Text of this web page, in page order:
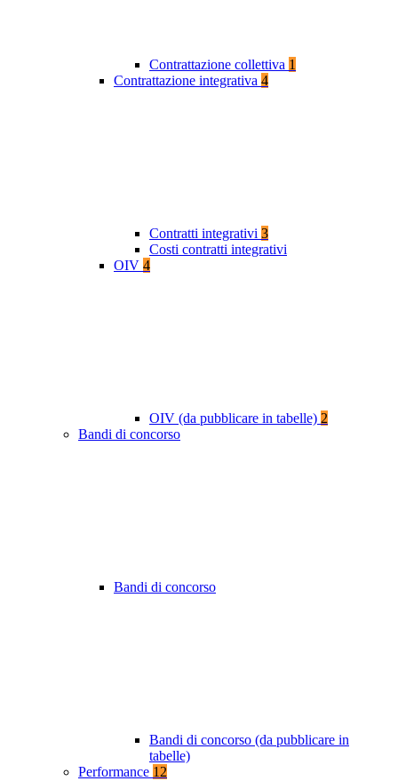
Contrattazione collettiva 1
Contrattazione integrativa 4
Contratti integrativi 3
Costi contratti integrativi
OIV 4
OIV (da pubblicare in tabelle) 2
Bandi di concorso
Bandi di concorso
Bandi di concorso (da pubblicare in
tabelle)
Performance 12